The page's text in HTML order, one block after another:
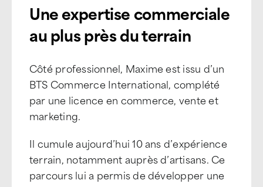
Une expertise commerciale
au plus près du terrain
Côté professionnel, Maxime est issu d’un
BTS Commerce International, complété
par une licence en commerce, vente et
marketing.
Il cumule aujourd’hui 10 ans d’expérience
terrain, notamment auprès d’artisans. Ce
parcours lui a permis de développer une